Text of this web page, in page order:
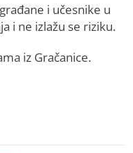
i učesnike u
i ne izlažu se riziku.
iz Gračanice.